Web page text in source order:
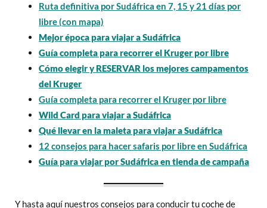
Ruta definitiva por Sudáfrica en 7, 15 y 21 días por
libre (con mapa)
Mejor época para viajar a Sudáfrica
Guía completa para recorrer el Kruger por libre
Cómo elegir y RESERVAR los mejores campamentos
del Kruger
Guía completa para recorrer el Kruger por libre
Wild Card para viajar a Sudáfrica
Qué llevar en la maleta para viajar a Sudáfrica
12 consejos para hacer safaris por libre en Sudáfrica
Guía para viajar por Sudáfrica en tienda de campaña
Y hasta aquí nuestros consejos para conducir tu coche de